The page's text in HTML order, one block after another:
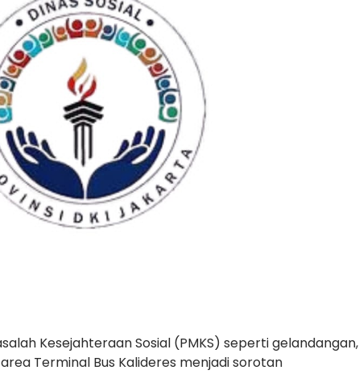
Kesejahteraan Sosial (PMKS) seperti gelandangan,
Terminal Bus Kalideres menjadi sorotan